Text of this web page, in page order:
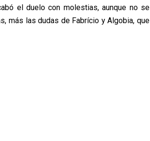
el duelo con molestias, aunque no se
más las dudas de Fabrício y Algobia, que